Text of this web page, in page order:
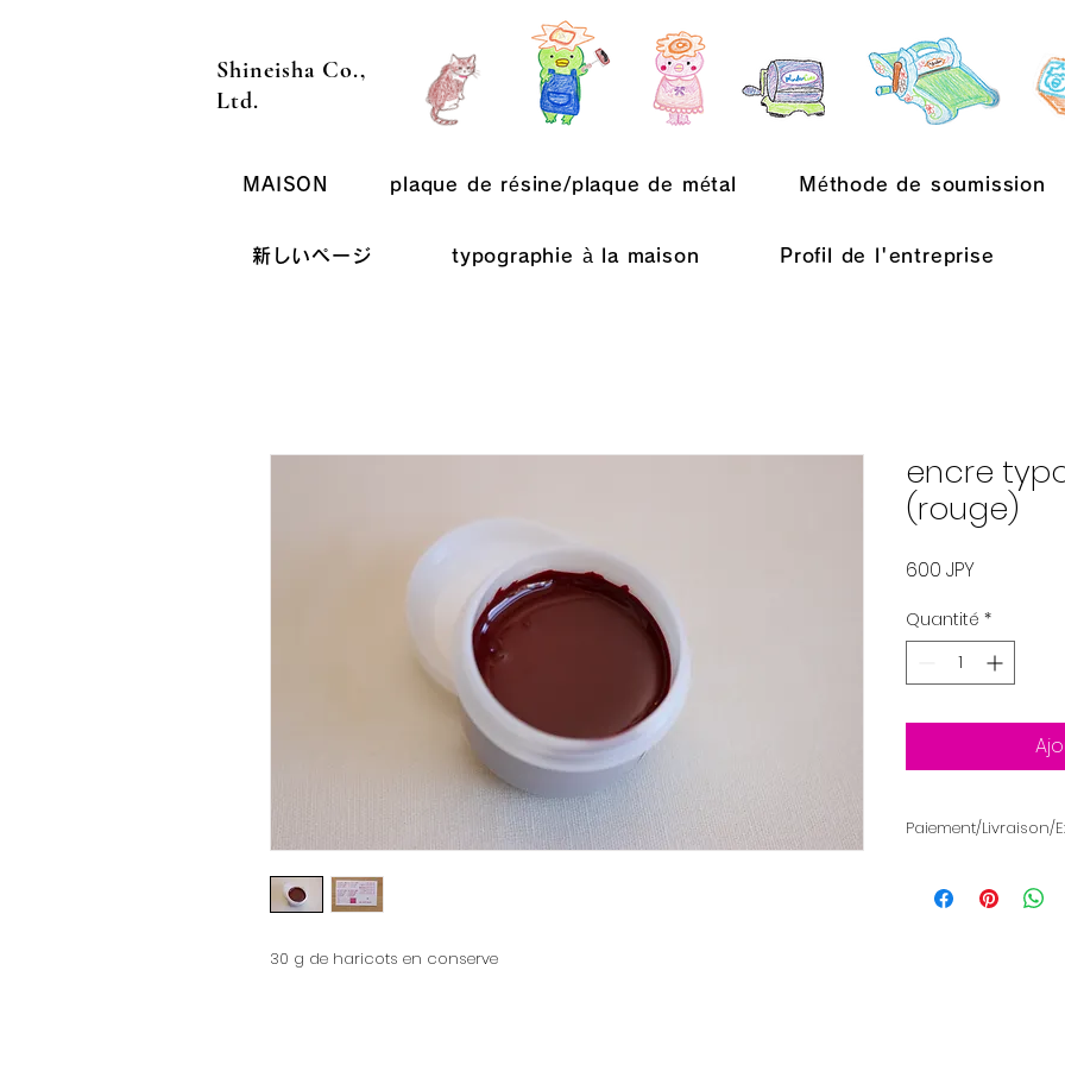
Shineisha Co.,
Ltd.
MAISON plaque de résine/plaque de métal Méthode de soumission
新しいページ typographie à la maison Profil de l'entreprise
30 g de haricots en conserve
encre
(rouge)
600 JPYPrix
Quantité *
Paiement/Livraison/
(Mitsubishi UFJ